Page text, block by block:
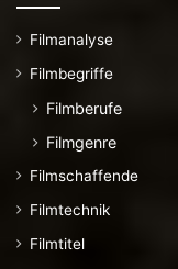
Filmanalyse
Filmbegriffe
Filmberufe
Filmgenre
Filmschaffende
Filmtechnik
Filmtitel